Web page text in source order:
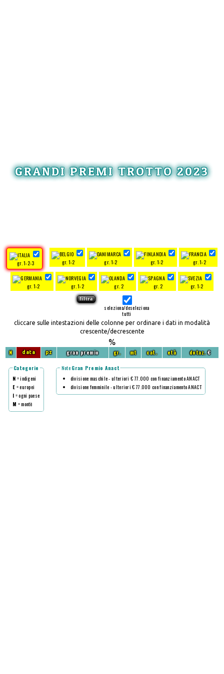
GRANDI PREMI TROTTO 2023
gr. 1-2-3 gr. 1-2 gr. 1-2 gr. 1-2 gr. 1-2
gr. 1-2 gr. 1-2 gr. 2 gr. 2 gr. 1-2
seleziona/deseleziona
tutti
cliccare sulle intestazioni delle colonne per ordinare i dati in modalità
crescente/decrescente
%
N data pz gran premio gr. mt cat. età dotaz.€
Categorie
N = indigeni
E = europei
I = ogni paese
M = montè
Note Gran Premio Anact
divisione maschile - ulteriori € 77.000 con finanziamento ANACT
divisione femminile - ulteriori € 77.000 con finanziamento ANACT